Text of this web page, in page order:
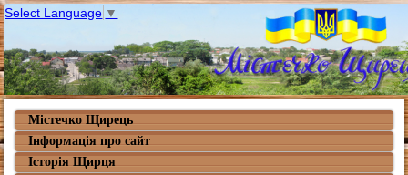
Select Language ▼
Містечко Щирець
Інформація про сайт
Історія Щирця